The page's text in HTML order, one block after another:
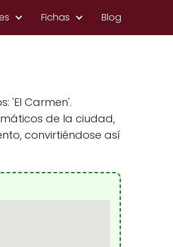
Fichas Blog
'El Carmen'.
de la ciudad,
convirtiéndose así